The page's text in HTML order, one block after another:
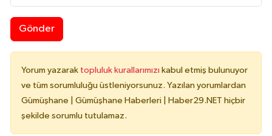
Gönder
Yorum yazarak topluluk kurallarımızı kabul etmiş bulunuyor
ve tüm sorumluluğu üstleniyorsunuz. Yazılan yorumlardan
Gümüşhane | Gümüşhane Haberleri | Haber29.NET hiçbir
şekilde sorumlu tutulamaz.